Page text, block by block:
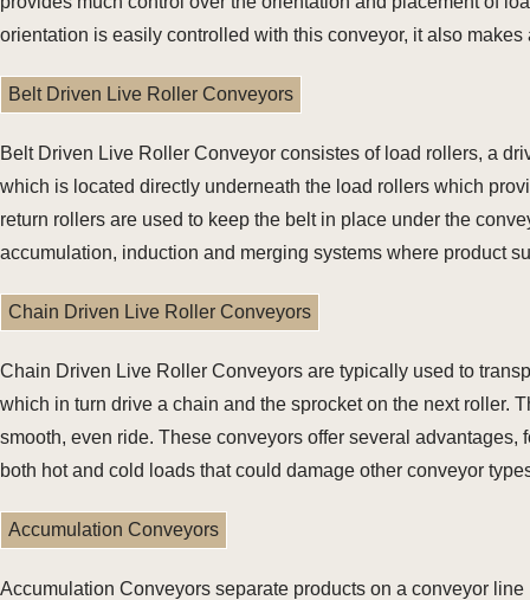
orientation is easily controlled with this conveyor, it also
Belt Driven Live Roller Conveyors
Belt Driven Live Roller Conveyor consistes of load rollers, a
which is located directly underneath the load rollers which
return rollers are used to keep the belt in place under the
accumulation, induction and merging systems where product
Chain Driven Live Roller Conveyors
Chain Driven Live Roller Conveyors are typically used to
which in turn drive a chain and the sprocket on the next roller.
smooth, even ride. These conveyors offer several
both hot and cold loads that could damage other conveyor
Accumulation Conveyors
Accumulation Conveyors separate products on a conveyor